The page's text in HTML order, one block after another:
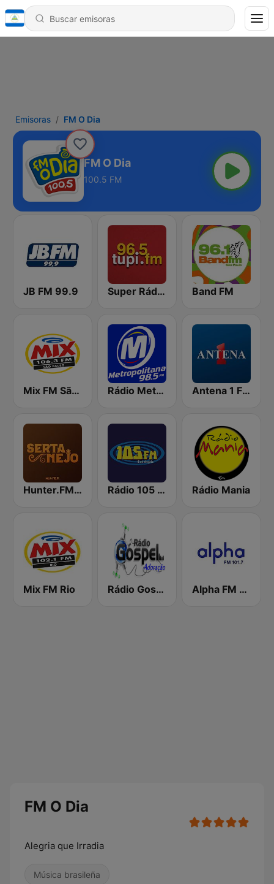
Emisoras FM O Dia
FM O Dia
100.5 FM
JB FM 99.9 Super Rádio Tupi Band FM
Mix FM São Paulo Rádio Metropolitana 98.5 FM Antena 1 FM
Hunter.FM - Sertanejo Rádio 105 FM Rádio Mania
Mix FM Rio Rádio Gospel Adoração Alpha FM 101.7
FM O Dia
Alegria que Irradia
Música brasileña